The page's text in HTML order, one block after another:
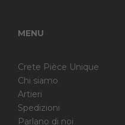
MENU
Crete Pièce Unique
Chi siamo
Artieri
Spedizioni
Parlano di noi